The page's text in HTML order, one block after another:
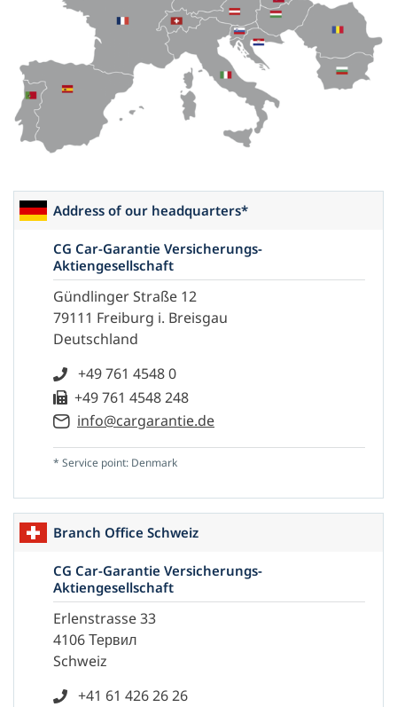
Address of our headquarters*
CG Car-Garantie Versicherungs-
Aktiengesellschaft
Gündlinger Straße 12
79111 Freiburg i. Breisgau
Deutschland
+49 761 4548 0
+49 761 4548 248
info@cargarantie.de
* Service point: Denmark
Branch Office Schweiz
CG Car-Garantie Versicherungs-
Aktiengesellschaft
Erlenstrasse 33
4106 Тервил
Schweiz
+41 61 426 26 26